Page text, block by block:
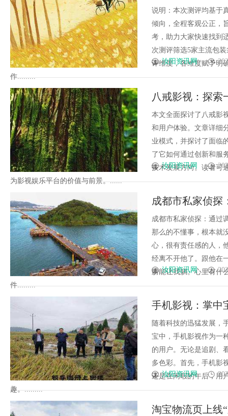
对比，精准选型
说明：本次测评均基于
倾向，全程客观公正，
考，助力大家快速找到
次测评筛选5家主流包
评维度，各维度赋予明
作.........
汝阳资讯网
八戒影视：探索
未来
本文全面探讨了八戒影
和用户体验。文章详细
业模式，并探讨了面临
了它如何通过创新和服
技术发展方向。读者可
为影视娱乐平台的价值与前景。......
汝阳资讯网
成都市私家侦探
成都市私家侦探：通过
那么的不懂事，根本就
心，很有责任感的人，
经离不开他了。跟他在
膀能让我躺。心里有什
件.........
汝阳资讯网
手机影视：掌中
随着科技的迅猛发展，
宝中，手机影视作为一
的用户。无论是追剧、
多色彩。首先，手机影
还是在闲暇的午后，用
趣。.........
汝阳资讯网
淘宝物流页上线